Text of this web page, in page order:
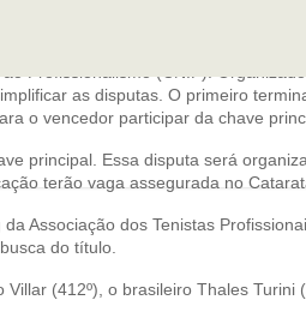
as disputas. O primeiro
o vencedor participar da chave
principal. Essa disputa será
terão vaga assegurada no
Associação dos Tenistas
do título.
(412º), o brasileiro Thales Turini